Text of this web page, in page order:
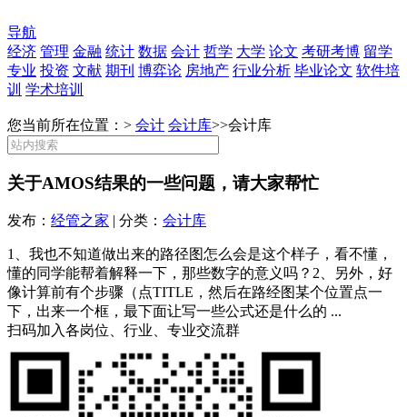
导航
经济 管理 金融 统计 数据 会计 哲学 大学 论文 考研考博 留学
专业 投资 文献 期刊 博弈论 房地产 行业分析 毕业论文 软件培
训 学术培训
您当前所在位置：> 会计 会计库>>会计库
关于AMOS结果的一些问题，请大家帮忙
发布： 经管之家 | 分类： 会计库
1、我也不知道做出来的路径图怎么会是这个样子，看不懂，
懂的同学能帮着解释一下，那些数字的意义吗？2、另外，好
像计算前有个步骤（点TITLE，然后在路经图某个位置点一
下，出来一个框，最下面让写一些公式还是什么的 ...
扫码加入各岗位、行业、专业交流群